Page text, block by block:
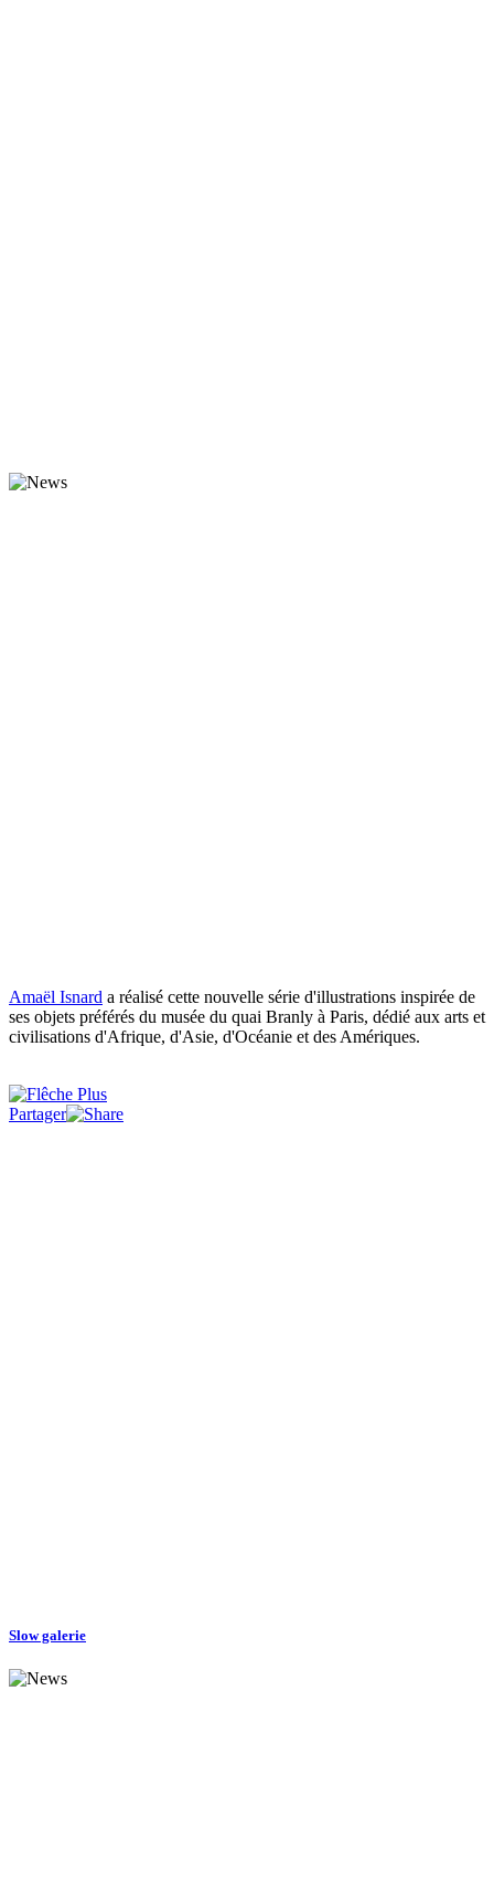
Amaël Isnard a réalisé cette nouvelle série d'illustrations inspirée de
ses objets préférés du musée du quai Branly à Paris, dédié aux arts et
civilisations d'Afrique, d'Asie, d'Océanie et des Amériques.
Partager
Slow galerie